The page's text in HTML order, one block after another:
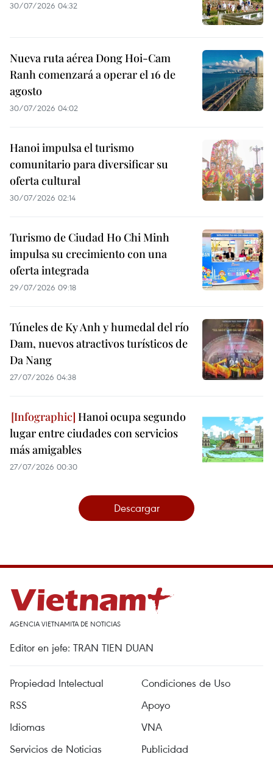
30/07/2026 04:32
Nueva ruta aérea Dong Hoi-Cam
Ranh comenzará a operar el 16 de
agosto
30/07/2026 04:02
Hanoi impulsa el turismo
comunitario para diversificar su
oferta cultural
30/07/2026 02:14
Turismo de Ciudad Ho Chi Minh
impulsa su crecimiento con una
oferta integrada
29/07/2026 09:18
Túneles de Ky Anh y humedal del río
Dam, nuevos atractivos turísticos de
Da Nang
27/07/2026 04:38
Hanoi ocupa segundo
lugar entre ciudades con servicios
más amigables
27/07/2026 00:30
Descargar
AGENCIA VIETNAMITA DE NOTICIAS
Editor en jefe: TRAN TIEN DUAN
Propiedad Intelectual
Condiciones de Uso
RSS
Apoyo
Idiomas
VNA
Servicios de Noticias
Publicidad